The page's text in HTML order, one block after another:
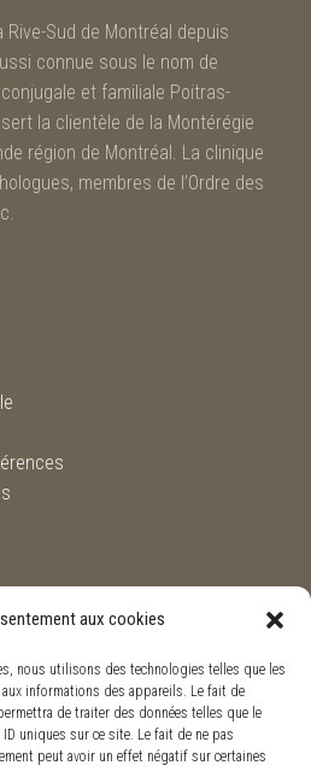
aux cookies
nous utilisons des technologies telles que les
informations des appareils. Le fait de
de traiter des données telles que le
uniques sur ce site. Le fait de ne pas
peut avoir un effet négatif sur certaines
Rive-Sud de Montréal depuis
connue sous le nom de
et familiale Poitras-
la clientèle de la Montérégie
région de Montréal. La clinique
membres de l’Ordre des
des Psychologues du